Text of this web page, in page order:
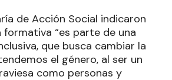
de Acción Social indicaron
“es parte de una
que busca cambiar la
el género, al ser un
como personas y